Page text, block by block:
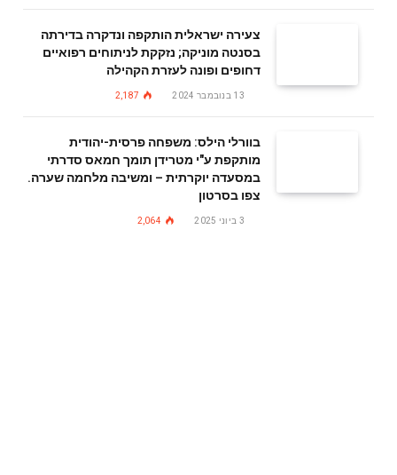
צעירה ישראלית הותקפה ונדקרה בדירתה
בסנטה מוניקה; נזקקת לניתוחים רפואיים
דחופים ופונה לעזרת הקהילה
13 בנובמבר 2024 2,187
בוורלי הילס: משפחה פרסית-יהודית
מותקפת ע"י מטרידן תומך חמאס סדרתי
במסעדה יוקרתית – ומשיבה מלחמה שערה.
צפו בסרטון
3 ביוני 2025 2,064